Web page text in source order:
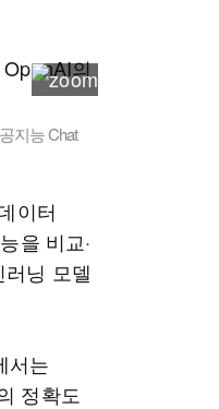
지능 Chat
이터
을 비교·
닝 모델
서는
정확도